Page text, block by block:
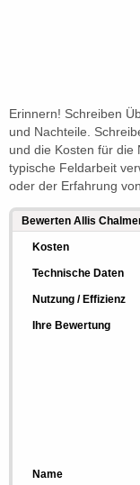
Erinnern! Schreiben
und Nachteile.
und die Kosten für die
typische Feldarbeit
oder der Erfahrung
Bewerten Allis
Kosten
Technische Daten
Nutzung / Effizienz
Ihre Bewertung
Name